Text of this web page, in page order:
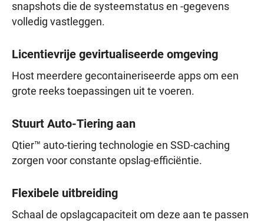
snapshots die de systeemstatus en -gegevens
volledig vastleggen.
Licentievrije gevirtualiseerde omgeving
Host meerdere gecontaineriseerde apps om een
grote reeks toepassingen uit te voeren.
Stuurt Auto-Tiering aan
Qtier™ auto-tiering technologie en SSD-caching
zorgen voor constante opslag-efficiëntie.
Flexibele uitbreiding
Schaal de opslagcapaciteit om deze aan te passen